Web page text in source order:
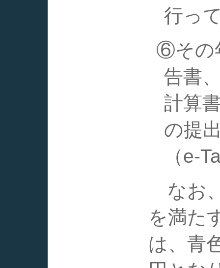
行っ
⑥その
告書
計算
の提
（e-
なお
を満た
は、青